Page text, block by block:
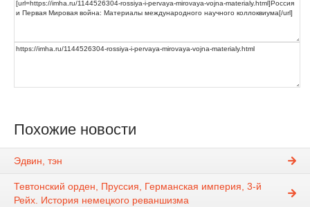
Похожие новости
Эдвин, тэн
Тевтонский орден, Пруссия, Германская империя, 3-й
Рейх. История немецкого реваншизма